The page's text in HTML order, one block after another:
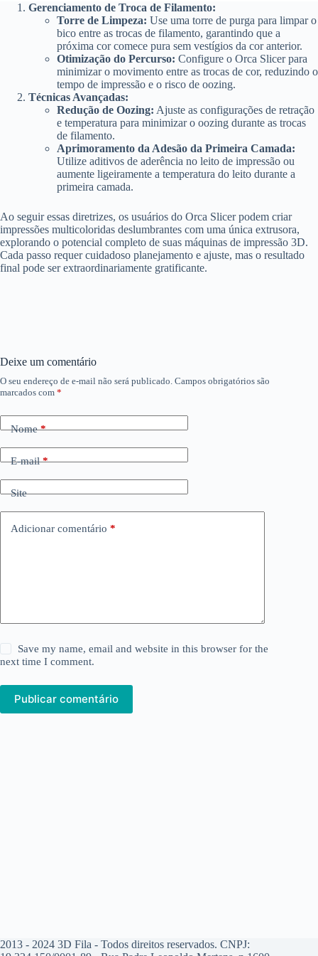
Gerenciamento de Troca de Filamento:
Torre de Limpeza: Use uma torre de purga para limpar o
bico entre as trocas de filamento, garantindo que a
próxima cor comece pura sem vestígios da cor anterior.
Otimização do Percurso: Configure o Orca Slicer para
minimizar o movimento entre as trocas de cor, reduzindo o
tempo de impressão e o risco de oozing.
Técnicas Avançadas:
Redução de Oozing: Ajuste as configurações de retração
e temperatura para minimizar o oozing durante as trocas
de filamento.
Aprimoramento da Adesão da Primeira Camada:
Utilize aditivos de aderência no leito de impressão ou
aumente ligeiramente a temperatura do leito durante a
primeira camada.
Ao seguir essas diretrizes, os usuários do Orca Slicer podem criar
impressões multicoloridas deslumbrantes com uma única extrusora,
explorando o potencial completo de suas máquinas de impressão 3D.
Cada passo requer cuidadoso planejamento e ajuste, mas o resultado
final pode ser extraordinariamente gratificante.
Deixe um comentário
O seu endereço de e-mail não será publicado. Campos obrigatórios são
marcados com *
Nome*
E-mail*
Site
Adicionar comentário *
Save my name, email and website in this browser for the
next time I comment.
Publicar comentário
2013 - 2024 3D Fila - Todos direitos reservados. CNPJ: